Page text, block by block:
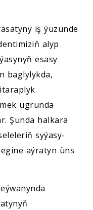
iş ýüzünde
alyp
esasy
baglylykda,
ugrunda
Şunda halkara
syýasy-
aýratyn üns